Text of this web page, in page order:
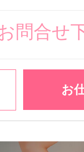
問合せ
お